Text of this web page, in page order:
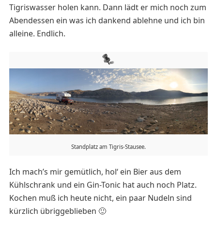
Tigriswasser holen kann. Dann lädt er mich noch zum
Abendessen ein was ich dankend ablehne und ich bin
alleine. Endlich.
Standplatz am Tigris-Stausee.
Ich mach’s mir gemütlich, hol‘ ein Bier aus dem
Kühlschrank und ein Gin-Tonic hat auch noch Platz.
Kochen muß ich heute nicht, ein paar Nudeln sind
kürzlich übriggeblieben 🙂